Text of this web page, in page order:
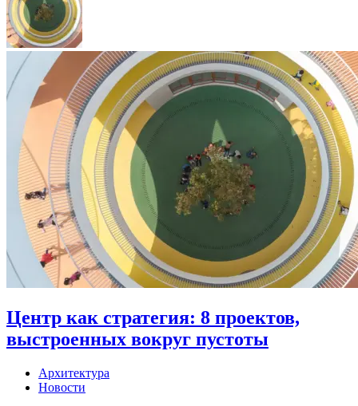
Центр как стратегия: 8 проектов,
выстроенных вокруг пустоты
Архитектура
Новости